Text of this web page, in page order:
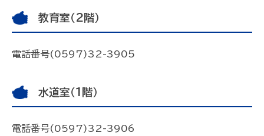
教育室（2階）
電話番号(0597)32-3905
水道室（1階）
電話番号(0597)32-3906